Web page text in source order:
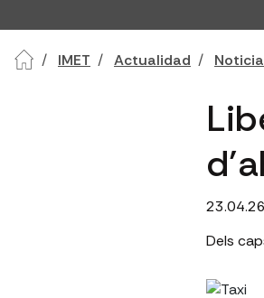
IMET Actualidad
23.04.26
Dels